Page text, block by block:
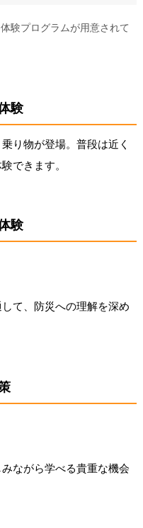
験プログラムが用意されて
験
り物が登場。普段は近く
できます。
験
て、防災への理解を深め
ながら学べる貴重な機会